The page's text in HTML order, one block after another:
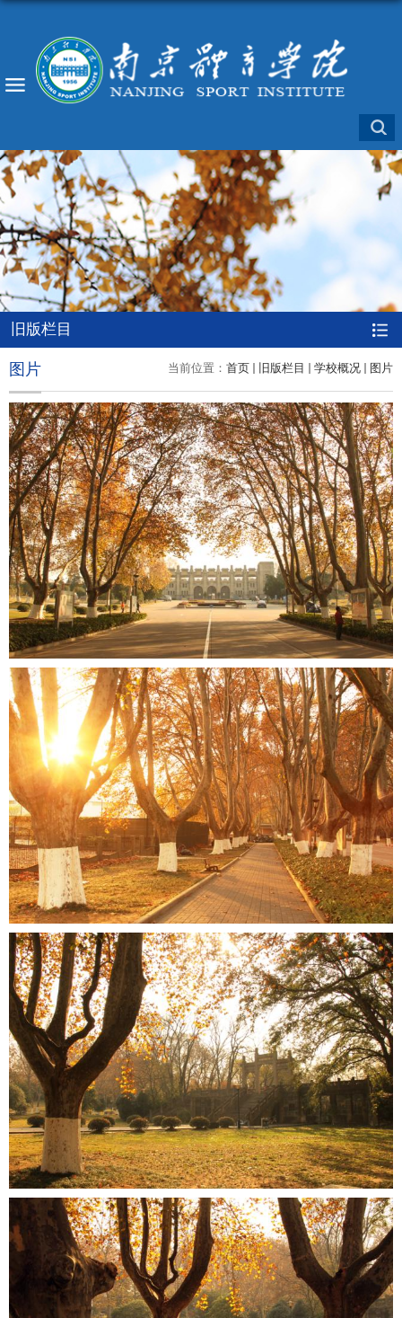
旧版栏目
当前位置： 首页 旧版栏目 学校概况 图片
图片